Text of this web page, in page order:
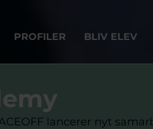
PROFILER BLIV ELEV
lancerer nyt